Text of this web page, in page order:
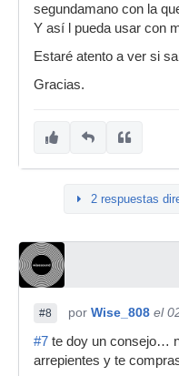
segundamano con la
Y así l pueda usar con
Estaré atento a ver si
Gracias.
2 respuestas
#8 por Wise_808 el
#7 te doy un consejo…
arrepientes y te